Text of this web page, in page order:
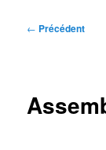
Navigation
← Précédent